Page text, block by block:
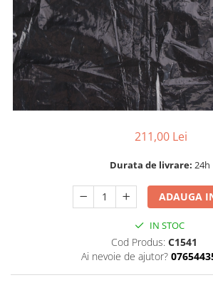
Topoare
Suflante
Aspirator pentru frunze
Compostoare
Tocator resturi vegetale
Tavalugi manuali
Tăvălugi pentru gazon
Distribuitoare de nisip
Utilaje agricole
Motocultoare
211,00 Lei
Durata de livrare: 24h
ADAUGA
IN STOC
Cod Produs: C1541
Ai nevoie de ajutor?